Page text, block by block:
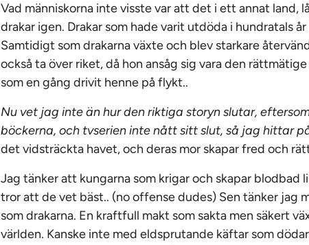
Vad människorna inte visste var att det i ett annat land,
drakar igen. Drakar som hade varit utdöda i hundratals
Samtidigt som drakarna växte och blev starkare
också ta över riket, då hon ansåg sig vara den
som en gång drivit henne på flykt..
Nu vet jag inte än hur den riktiga storyn slutar,
böckerna, och tvserien inte nått sitt slut, så jag hittar
det vidsträckta havet, och deras mor skapar fred och
Jag tänker att kungarna som krigar och skapar blodbad
tror att de vet bäst.. (no offense dudes) Sen tänker jag
som drakarna. En kraftfull makt som sakta men säkert
världen. Kanske inte med eldsprutande käftar som